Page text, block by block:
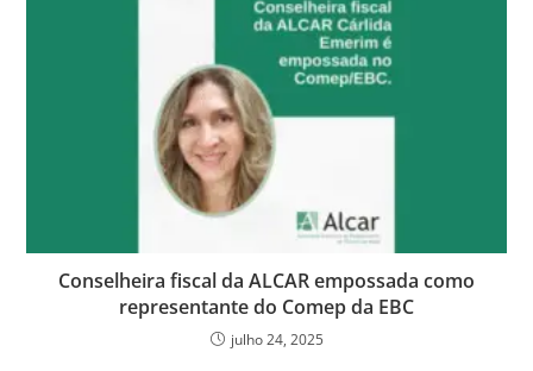
Conselheira fiscal da ALCAR empossada como
representante do Comep da EBC
julho 24, 2025